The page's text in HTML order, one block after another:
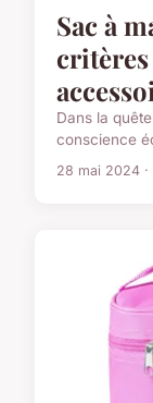
Sac à
Dans la
conscience
28 mai 2024 ·